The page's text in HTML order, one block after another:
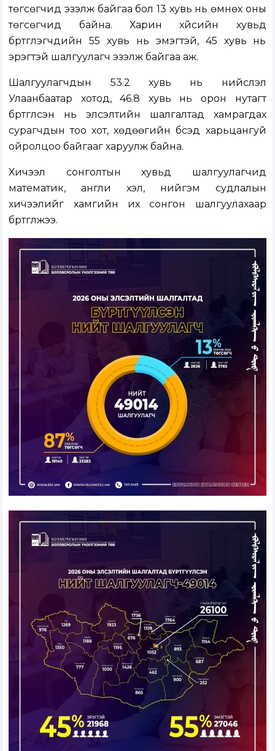
төгсөгчид эзэлж байгаа бол 13 хувь нь өмнөх оны
төгсөгчид байна. Харин хүйсийн хувьд
бүртгүүлэгчдийн 55 хувь нь эмэгтэй, 45 хувь нь
эрэгтэй шалгуулагч эзэлж байгаа аж.
Шалгуулагчдын 53.2 хувь нь нийслэл
Улаанбаатар хотод, 46.8 хувь нь орон нутагт
бүртгүүлсэн нь элсэлтийн шалгалтад хамрагдах
сурагчдын тоо хот, хөдөөгийн бүсэд харьцангуй
ойролцоо байгааг харуулж байна.
Хичээл сонголтын хувьд шалгуулагчид
математик, англи хэл, нийгэм судлалын
хичээлийг хамгийн их сонгон шалгуулахаар
бүртгүүлжээ.